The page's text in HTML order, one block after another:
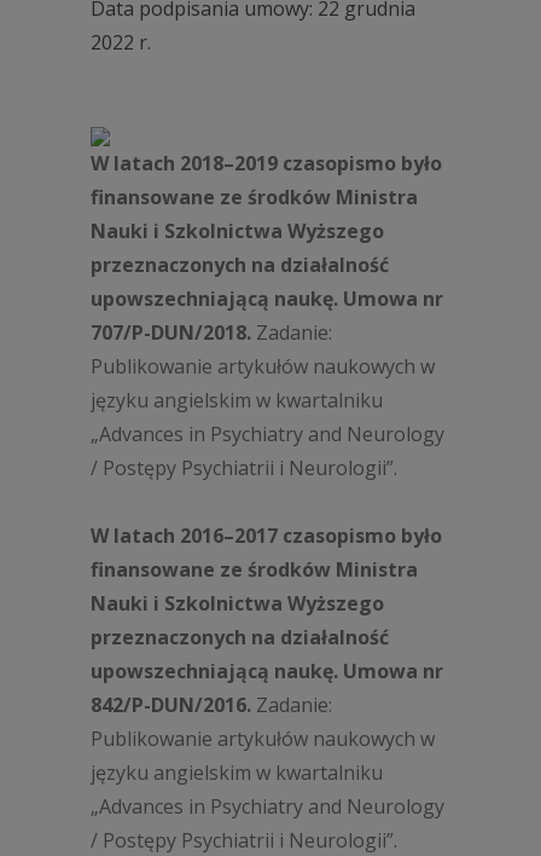
Data podpisania umowy: 22 grudnia
2022 r.
W latach 2018–2019 czasopismo było
finansowane ze środków Ministra
Nauki i Szkolnictwa Wyższego
przeznaczonych na działalność
upowszechniającą naukę. Umowa nr
707/P-DUN/2018. Zadanie:
Publikowanie artykułów naukowych w
języku angielskim w kwartalniku
„Advances in Psychiatry and Neurology
/ Postępy Psychiatrii i Neurologii”.
W latach 2016–2017 czasopismo było
finansowane ze środków Ministra
Nauki i Szkolnictwa Wyższego
przeznaczonych na działalność
upowszechniającą naukę. Umowa nr
842/P-DUN/2016. Zadanie:
Publikowanie artykułów naukowych w
języku angielskim w kwartalniku
„Advances in Psychiatry and Neurology
/ Postępy Psychiatrii i Neurologii”.